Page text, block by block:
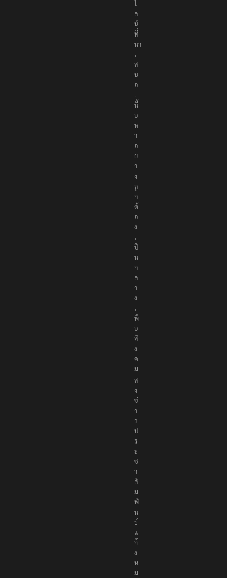
ไ
ล
น์
ที่
นำ
เ
ส
น
อ
เ
นื้
อ
ห
า
อ
ย่
า
ง
ถู
ก
ต้
อ
ง
เ
ป็
น
ก
ล
า
ง
เ
พื่
อ
สั
ง
ค
ม
ส่
ง
ข่
า
ว
ป
ร
ะ
ช
า
สั
ม
พั
น
ธ์
แ
จ้
ง
ห
ม